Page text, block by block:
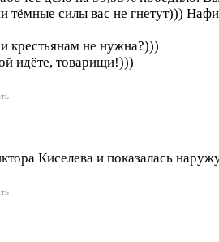
тёмные силы вас не гнетут)))
крестьянам не нужна?)))
идёте, товарищи!)))
Киселева и показалась